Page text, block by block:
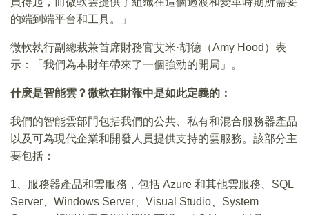
的端到端平台和工具。」
微軟執行副總裁兼首席財務官艾米·胡德（Amy Hood）表
示：「我們為本財年帶來了一個強勁的開局」。
什麽是智能雲？微軟在財報中是如此定義的：
我們的智能雲部門包括我們的公共、私有和混合服務器產品
以及可為現代企業和開發人員提供支持的雲服務。該部分主
要包括：
1、服務器產品和雲服務，包括 Azure 和其他雲服務、SQL
Server、Windows Server、Visual Studio、System